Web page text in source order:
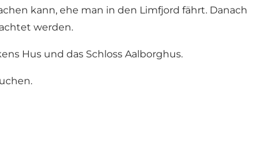
kann, ehe man in den Limfjord fährt. Danach
werden.
Hus und das Schloss Aalborghus.